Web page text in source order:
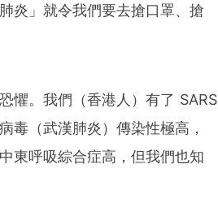
炎」就令我們要去搶口罩、搶
懼。我們（香港人）有了 SARS
毒（武漢肺炎）傳染性極高，
東呼吸綜合症高，但我們也知